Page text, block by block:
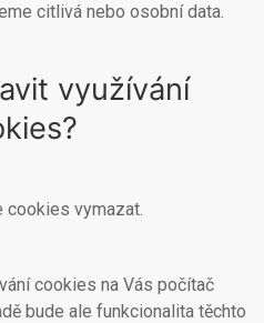
citlivá nebo osobní data.
využívání
cookies vymazat.
cookies na Vás počítač
bude ale funkcionalita těchto